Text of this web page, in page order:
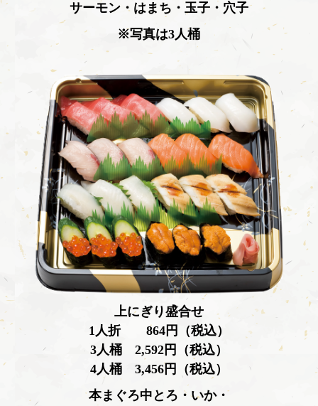
サーモン・はまち・玉子・穴子
※写真は3人桶
上にぎり盛合せ
1人折 864円（税込）
3人桶 2,592円（税込）
4人桶 3,456円（税込）
本まぐろ中とろ・いか・